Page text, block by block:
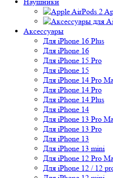
Аксессуары
Для iPhone 16 Plus
Для iPhone 16
Для iPhone 15 Pro
Для iPhone 15
Для iPhone 14 Pro
Для iPhone 14 Pro
Для iPhone 14 Plus
Для iPhone 14
Для iPhone 13 Pro
Для iPhone 13 Pro
Для iPhone 13
Для iPhone 13 mini
Для iPhone 12 Pro
Для iPhone 12 / 12